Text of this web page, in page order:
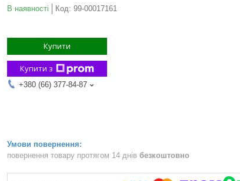
В наявності Код: 99-00017161
Купити
Купити з
+380 (66) 377-84-87
повернення товару протягом 14 днів безкоштовно